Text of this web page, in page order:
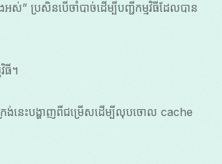
ស់” ប្រសិនបើចាំបាច់ដើម្បីបញ្ជីកម្មវិធីដែលបាន
ធី។
ក្រង់នេះបង្ហាញពីជម្រើសដើម្បីលុបចោល cache